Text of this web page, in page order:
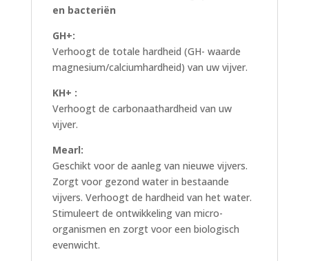
en bacteriën
GH+:
Verhoogt de totale hardheid (GH- waarde
magnesium/calciumhardheid) van uw vijver.
KH+ :
Verhoogt de carbonaathardheid van uw
vijver.
Mearl:
Geschikt voor de aanleg van nieuwe vijvers.
Zorgt voor gezond water in bestaande
vijvers. Verhoogt de hardheid van het water.
Stimuleert de ontwikkeling van micro-
organismen en zorgt voor een biologisch
evenwicht.